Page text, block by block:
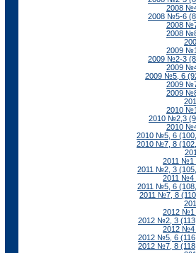
2008
2008 №5-6
2008
2008
2009
2009 №2-3
2009
2009 №5, 6
2009
2009
2010
2010 №2,3
2010
2010 №5, 6
2010 №7, 8
2011 №1
2011 №2, 3
2011 №4
2011 №5, 6
2011 №7, 8
2012 №1
2012 №2, 3
2012 №4
2012 №5, 6
2012 №7, 8